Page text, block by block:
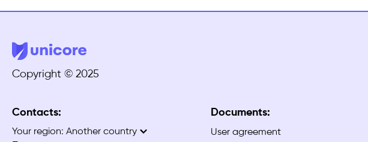
Copyright © 2025
Contacts:
Your region: Another country
Documents:
User agreement